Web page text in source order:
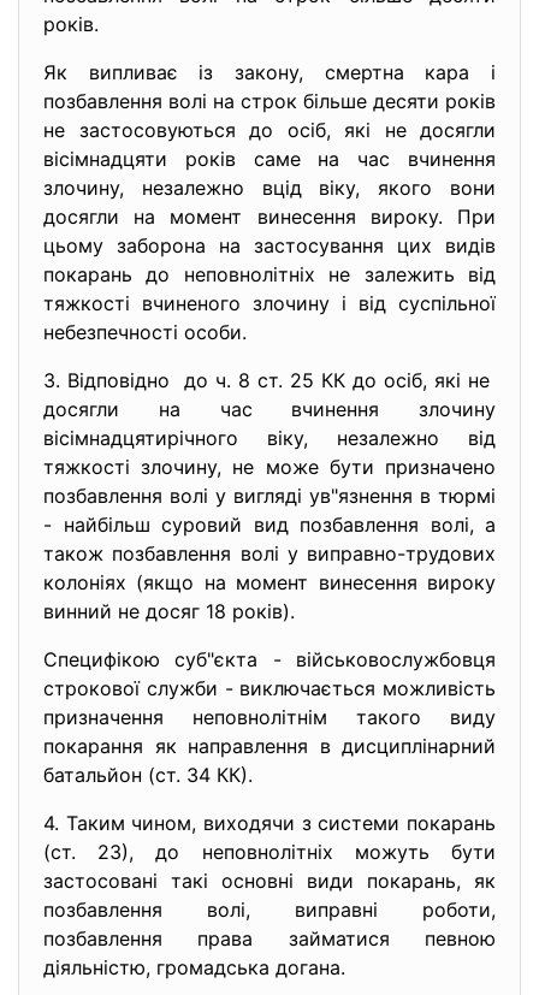
років.
Як випливає із закону, смертна кара і
позбавлення волі на строк більше десяти років
не застосовуються до осіб, які не досягли
вісімнадцяти років саме на час вчинення
злочину, незалежно вцід віку, якого вони
досягли на момент винесення вироку. При
цьому заборона на застосування цих видів
покарань до неповнолітніх не залежить від
тяжкості вчиненого злочину і від суспільної
небезпечності особи.
3. Відповідно до ч. 8 ст. 25 КК до осіб, які не
досягли на час вчинення злочину
вісімнадцятирічного віку, незалежно від
тяжкості злочину, не може бути призначено
позбавлення волі у вигляді ув"язнення в тюрмі
- найбільш суровий вид позбавлення волі, а
також позбавлення волі у виправно-трудових
колоніях (якщо на момент винесення вироку
винний не досяг 18 років).
Специфікою суб"єкта - військовослужбовця
строкової служби - виключається можливість
призначення неповнолітнім такого виду
покарання як направлення в дисциплінарний
батальйон (ст. 34 КК).
4. Таким чином, виходячи з системи покарань
(ст. 23), до неповнолітніх можуть бути
застосовані такі основні види покарань, як
позбавлення волі, виправні роботи,
позбавлення права займатися певною
діяльністю, громадська догана.